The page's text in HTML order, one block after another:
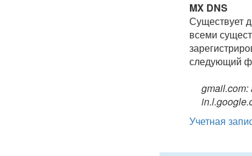
MX DNS
Существует
всеми
следующий
gmail.com:
Учетная